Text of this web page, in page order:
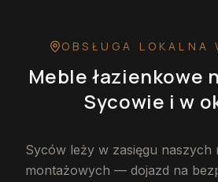
OBSŁUGA LOKALNA
Meble łazienkowe
Sycowie i w
Syców leży w zasięgu naszych
montażowych — dojazd na